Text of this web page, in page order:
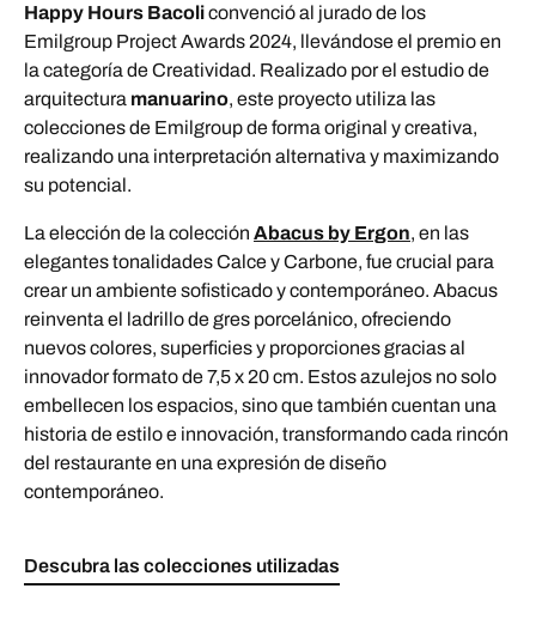
Happy Hours Bacoliconvenció al jurado de los
Emilgroup Project Awards 2024, llevándose el premio en
la categoría de Creatividad. Realizado por el estudio de
arquitectura manuarino, este proyecto utiliza las
colecciones de Emilgroup de forma original y creativa,
realizando una interpretación alternativa y maximizando
su potencial.
La elección de la colección Abacus by Ergon, en las
elegantes tonalidades Calce y Carbone, fue crucial para
crear un ambiente sofisticado y contemporáneo. Abacus
reinventa el ladrillo de gres porcelánico, ofreciendo
nuevos colores, superficies y proporciones gracias al
innovador formato de 7,5 x 20 cm. Estos azulejos no solo
embellecen los espacios, sino que también cuentan una
historia de estilo e innovación, transformando cada rincón
del restaurante en una expresión de diseño
contemporáneo.
Descubra las colecciones utilizadas